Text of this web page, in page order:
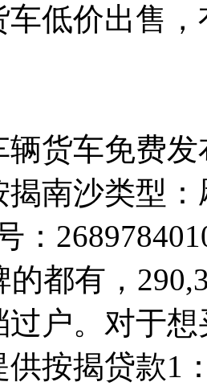
车低价出售
辆货车免费
揭南沙类型
：
的都有，
过户。对于
按揭贷款1